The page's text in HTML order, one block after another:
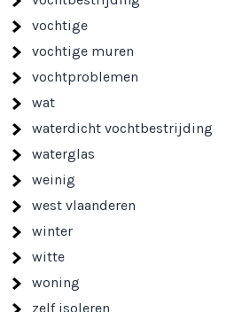
vochtige
vochtige muren
vochtproblemen
wat
waterdicht vochtbestrijding
waterglas
weinig
west vlaanderen
winter
witte
woning
zelf isoleren